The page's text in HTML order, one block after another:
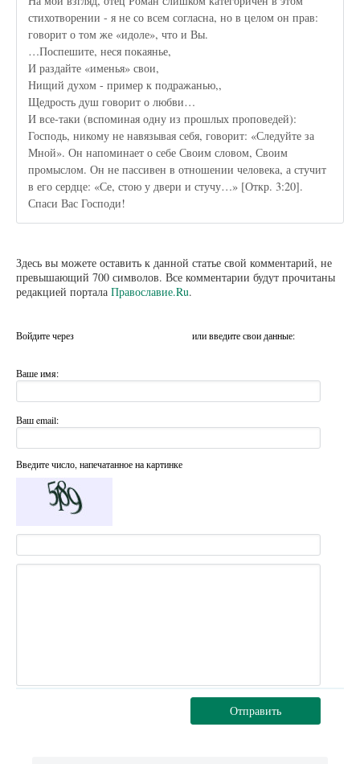
стихотворении - я не со всем согласна, но в целом он прав:
говорит о том же «идоле», что и Вы.
…Поспешите, неся покаянье,
И раздайте «именья» свои,
Нищий духом - пример к подражанью,,
Щедрость душ говорит о любви…
И все-таки (вспоминая одну из прошлых проповедей):
Господь, никому не навязывая себя, говорит: «Следуйте за
Мной». Он напоминает о себе Своим словом, Своим
промыслом. Он не пассивен в отношении человека, а стучит
в его сердце: «Се, стою у двери и стучу…» [Откр. 3:20].
Спаси Вас Господи!
Здесь вы можете оставить к данной статье свой комментарий, не
превышающий 700 символов. Все комментарии будут прочитаны
редакцией портала Православие.Ru.
Войдите через или введите свои данные:
Ваше имя:
Ваш email:
Введите число, напечатанное на картинке
Отправить